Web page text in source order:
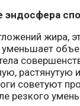
жира,
уменьшает
растянутую
советуют
резкого